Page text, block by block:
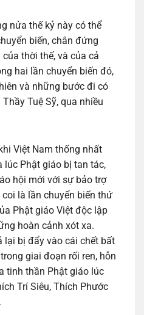
nửa thế kỷ này có thể
biến, chân đứng
thời thế, và của cả
hai lần chuyển biến đó,
và những bước đi có
Tuệ Sỹ, qua nhiều
Việt Nam thống nhất
lúc Phật giáo bị tan tác,
hội mới với sự bảo trợ
là lần chuyển biến thứ
Phật giáo Việt độc lập
hoàn cảnh xót xa.
lại bị đẩy vào cái chết bất
giai đoạn rối ren, hỗn
tinh thần Phật giáo lúc
Trí Siêu, Thích Phước